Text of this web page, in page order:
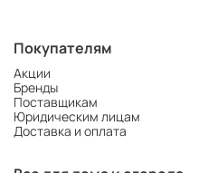
Покупателям
Акции
Бренды
Поставщикам
Юридическим лицам
Доставка и оплата